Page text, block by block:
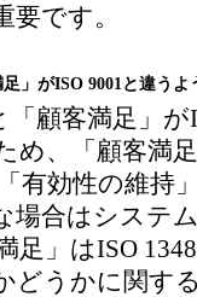
です。
」がISO 9001と違うよ
「顧客満足」
め、「顧客満
有効性の維持
場合はシステ
足」はISO
どうかに関す